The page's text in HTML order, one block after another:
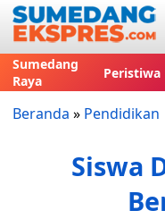
Sumedang
Raya
Peristiwa
Beranda » Pendidikan
Siswa